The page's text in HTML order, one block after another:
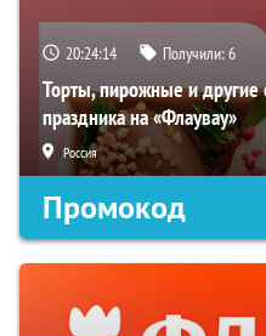
20:24:13 Получили:6
Торты, пирожные и другие
праздника на «Флаувау»
Россия
Промокод